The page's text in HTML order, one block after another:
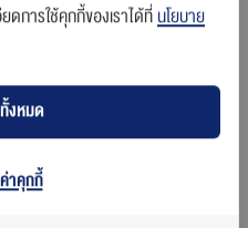
ดการใช้คุกกี้ของเราได้ที่นโยบาย
งหมด
าคุกกี้